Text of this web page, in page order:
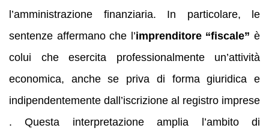
l’amministrazione finanziaria. In particolare, le
sentenze affermano che l’imprenditore “fiscale” è
colui che esercita professionalmente un’attività
economica, anche se priva di forma giuridica e
indipendentemente dall’iscrizione al registro imprese
. Questa interpretazione amplia l’ambito di